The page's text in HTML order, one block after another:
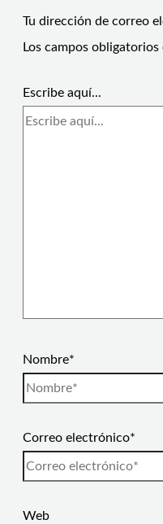
Tu dirección de correo
Los campos
Escribe aquí...
Nombre*
Correo electrónico*
Web